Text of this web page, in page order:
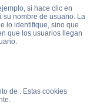
si hace clic en
su nombre de usuario. La
lo identifique, sino que
que los usuarios llegan
de . Estas cookies